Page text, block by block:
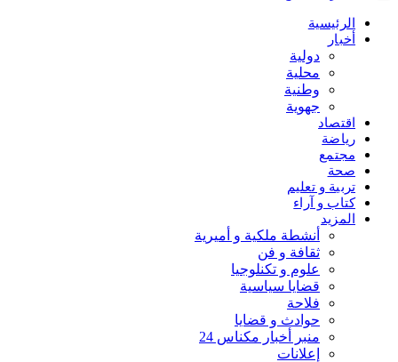
الرئيسية
أخبار
دولية
محلية
وطنية
جهوية
اقتصاد
رياضة
مجتمع
صحة
تربية و تعليم
كتاب و آراء
المزيد
أنشطة ملكية و أميرية
ثقافة و فن
علوم و تكنلوجيا
قضايا سياسية
فلاحة
حوادث و قضايا
منبر أخبار مكناس 24
إعلانات